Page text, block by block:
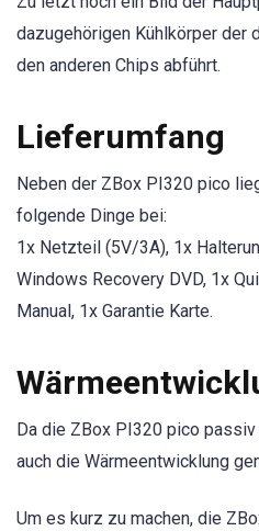
dazugehörigen Kühlkörper der
den anderen Chips abführt.
Lieferumfang
Neben der ZBox PI320 pico
folgende Dinge bei:
1x Netzteil (5V/3A), 1x
Windows Recovery DVD, 1x
Manual, 1x Garantie Karte.
Da die ZBox PI320 pico
auch die Wärmeentwicklung
Um es kurz zu machen, die